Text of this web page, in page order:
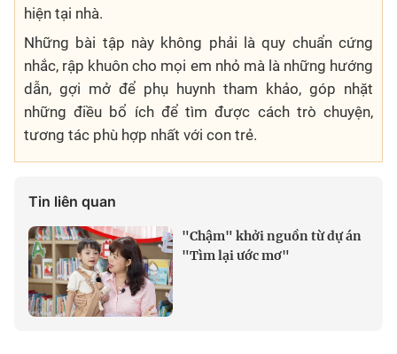
hiện tại nhà.
Những bài tập này không phải là quy chuẩn cứng
nhắc, rập khuôn cho mọi em nhỏ mà là những hướng
dẫn, gợi mở để phụ huynh tham khảo, góp nhặt
những điều bổ ích để tìm được cách trò chuyện,
tương tác phù hợp nhất với con trẻ.
Tin liên quan
"Chậm" khởi nguồn từ dự án
"Tìm lại ước mơ"